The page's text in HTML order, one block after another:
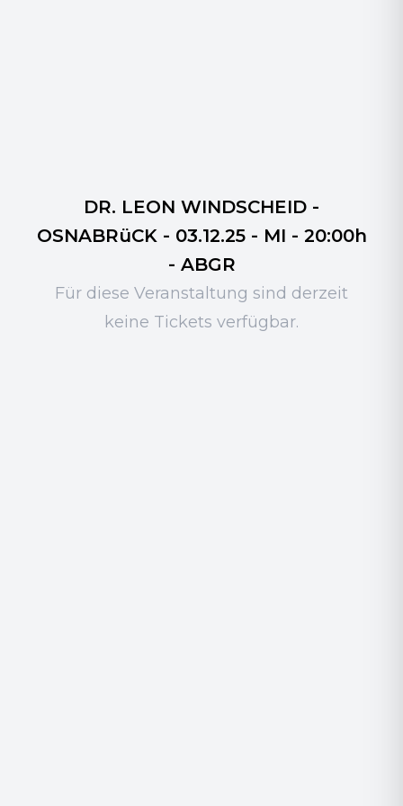
DR. LEON WINDSCHEID -
OSNABRüCK - 03.12.25 - MI - 20:00h
- ABGR
Für diese Veranstaltung sind derzeit
keine Tickets verfügbar.